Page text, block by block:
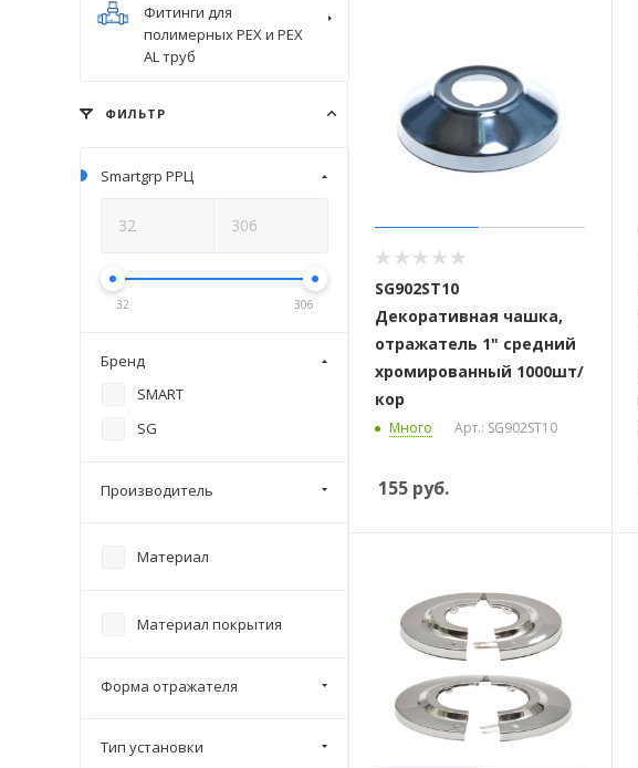
SG902ST10
Декоративная чашка,
отражатель 1" средний
хромированный 1000шт/
кор
Много Арт.: SG902ST10
155 руб.
Фитинги для
полимерных PEX и PEX
AL труб
ФИЛЬТР
Smartgrp РРЦ
32 306
Бренд
SMART
SG
Производитель
Материал
Материал покрытия
Форма отражателя
Тип установки